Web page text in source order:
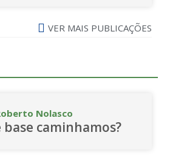
VER MAIS PUBLICAÇÕES
Nolasco
base caminhamos?